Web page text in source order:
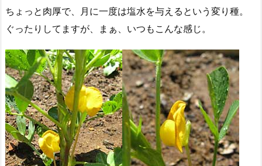
ちょっと肉厚で、月に一度は塩水を与えるという変り種。
ぐったりしてますが、まぁ、いつもこんな感じ。